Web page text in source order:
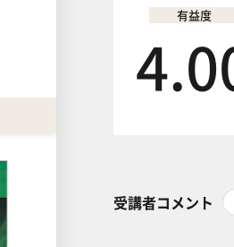
有益度
受講者コメント